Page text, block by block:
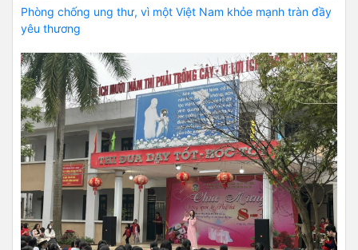
Phòng chống ung thư, vì một Việt Nam khỏe mạnh tràn đầy
yêu thương